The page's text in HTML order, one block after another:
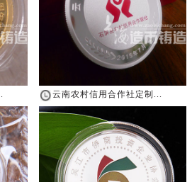
云南农村信用合作社定制...